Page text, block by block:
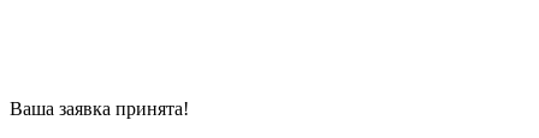
Ваша заявка принята!